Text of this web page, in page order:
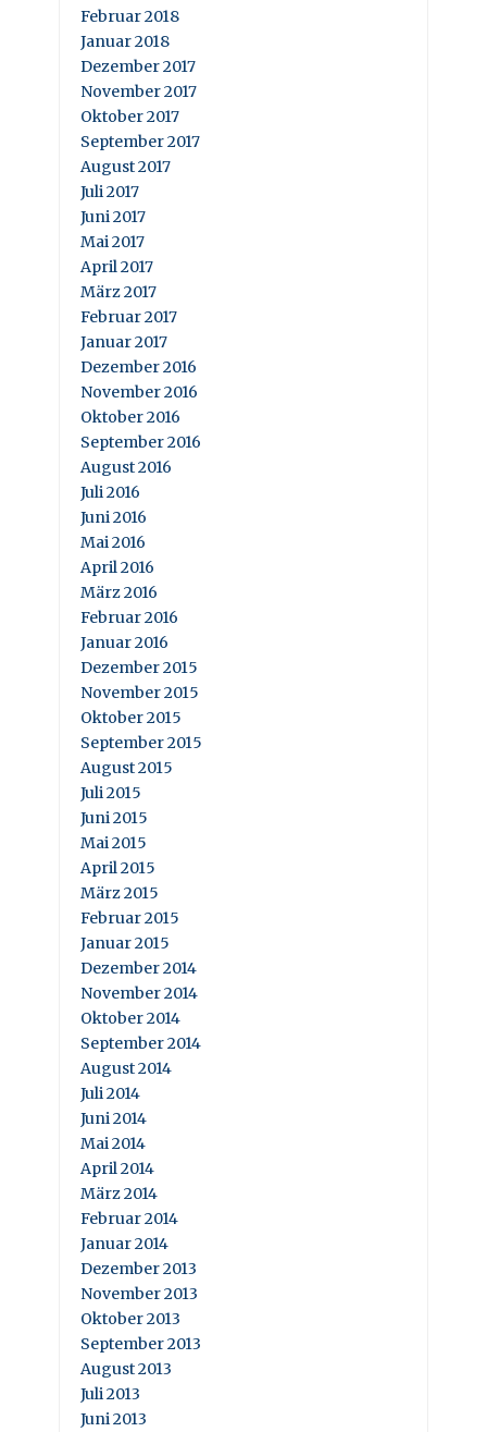
Februar 2018
Januar 2018
Dezember 2017
November 2017
Oktober 2017
September 2017
August 2017
Juli 2017
Juni 2017
Mai 2017
April 2017
März 2017
Februar 2017
Januar 2017
Dezember 2016
November 2016
Oktober 2016
September 2016
August 2016
Juli 2016
Juni 2016
Mai 2016
April 2016
März 2016
Februar 2016
Januar 2016
Dezember 2015
November 2015
Oktober 2015
September 2015
August 2015
Juli 2015
Juni 2015
Mai 2015
April 2015
März 2015
Februar 2015
Januar 2015
Dezember 2014
November 2014
Oktober 2014
September 2014
August 2014
Juli 2014
Juni 2014
Mai 2014
April 2014
März 2014
Februar 2014
Januar 2014
Dezember 2013
November 2013
Oktober 2013
September 2013
August 2013
Juli 2013
Juni 2013